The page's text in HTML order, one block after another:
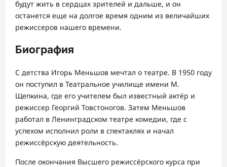
будут жить в сердцах зрителей и дальше, и он
останется еще на долгое время одним из величайших
режиссеров нашего времени.
Биография
С детства Игорь Меньшов мечтал о театре. В 1950 году
он поступил в Театральное училище имени М.
Щепкина, где его учителем был известный актёр и
режиссер Георгий Товстоногов. Затем Меньшов
работал в Ленинградском театре комедии, где с
успехом исполнил роли в спектаклях и начал
режиссёрскую деятельность.
После окончания Высшего режиссёрского курса при